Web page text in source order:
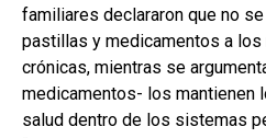
familiares declararon que no
pastillas y medicamentos a
crónicas, mientras se
medicamentos- los mantienen
salud dentro de los sistemas